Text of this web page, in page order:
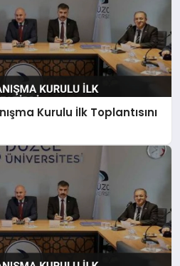
Kurulu İlk Toplantısını